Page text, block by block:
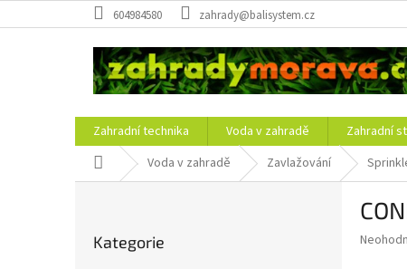
na
604984580 zahrady@balisystem.cz
Zahradní technika Voda v zahradě Zahradní
Domů Voda v zahradě Zavlažování
kategorie
Kategorie